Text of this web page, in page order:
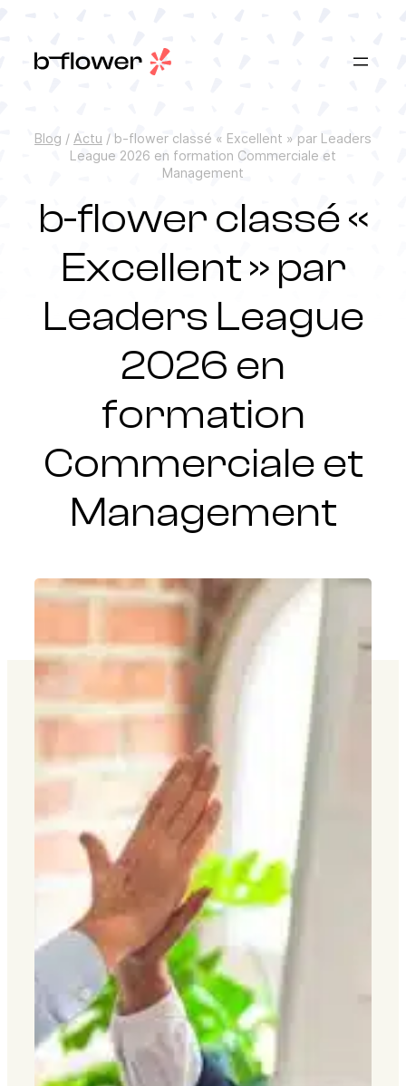
contenu
Blog / Actu / b-flower classé « Excellent » par Leaders
League 2026 en formation Commerciale et
Management
b-flower classé «
Excellent » par
Leaders League
2026 en
formation
Commerciale et
Management